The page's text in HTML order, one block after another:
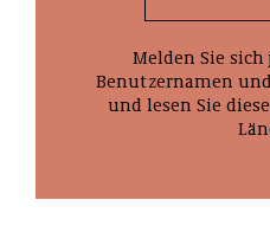
Melden Sie
Benutzernamen
und lesen Sie